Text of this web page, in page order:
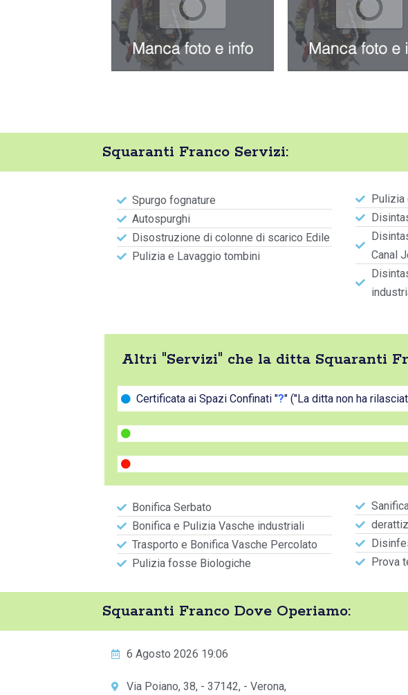
Squaranti Franco Servizi:
Spurgo fognature
Autospurghi
Disostruzione di colonne di scarico Edile
Pulizia e Lavaggio tombini
Pulizia
Canal
Altri "Servizi" che la ditta Squaranti
Certificata ai Spazi Confinati "?" ("La ditta non ha
Bonifica Serbato
Bonifica e Pulizia Vasche industriali
Trasporto e Bonifica Vasche Percolato
Pulizia fosse Biologiche
Prova
Squaranti Franco Dove Operiamo:
6 Agosto 2026 19:06
Via Poiano, 38, - 37142, - Verona,